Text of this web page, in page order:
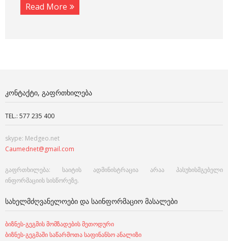
Read More
ᲙᲝᲜᲢᲐᲥᲢᲘ, ᲒᲐᲤᲠᲗᲮᲘᲚᲔᲑᲐ
TEL.: 577 235 400
skype: Medgeo.net
Caumednet@gmail.com
გაფრთხილება: საიტის ადმინისტრაცია არაა პასუხისმგებელი
ინფორმაციის სისწორეზე.
ᲡᲐᲮᲔᲚᲛᲫᲦᲕᲐᲜᲔᲚᲝᲔᲑᲘ ᲓᲐ ᲡᲐᲘᲜᲤᲝᲠᲛᲐᲪᲘᲝ ᲛᲐᲡᲐᲚᲔᲑᲘ
ბიზნეს-გეგმის მომზადების მეთოდური
ბიზნეს-გეგმაში საწარმოთა საფინანსო ანალიზი